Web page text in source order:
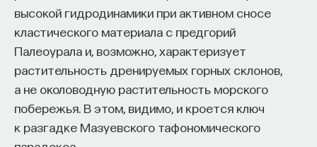
высокой гидродинамики при активном сносе
кластического материала с предгорий
Палеоурала и, возможно, характеризует
растительность дренируемых горных склонов,
а не околоводную растительность морского
побережья. В этом, видимо, и кроется ключ
к разгадке Мазуевского тафономического